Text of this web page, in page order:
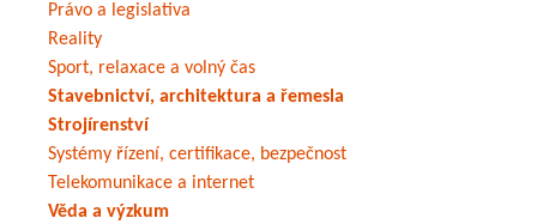
Právo a legislativa
Reality
Sport, relaxace a volný čas
Stavebnictví, architektura a řemesla
Strojírenství
Systémy řízení, certifikace, bezpečnost
Telekomunikace a internet
Věda a výzkum